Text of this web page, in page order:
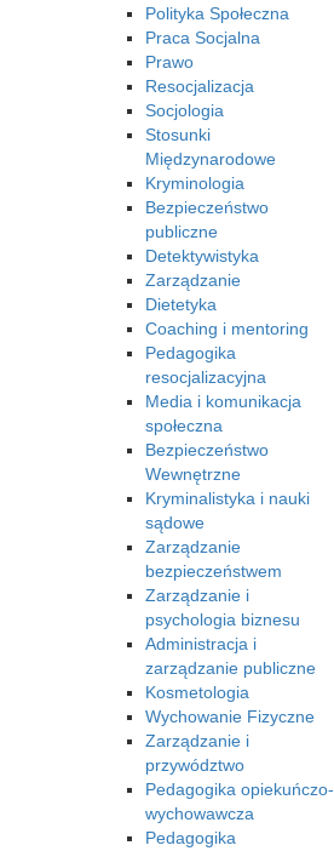
Polityka Społeczna
Praca Socjalna
Prawo
Resocjalizacja
Socjologia
Stosunki
Międzynarodowe
Kryminologia
Bezpieczeństwo
publiczne
Detektywistyka
Zarządzanie
Dietetyka
Coaching i mentoring
Pedagogika
resocjalizacyjna
Media i komunikacja
społeczna
Bezpieczeństwo
Wewnętrzne
Kryminalistyka i nauki
sądowe
Zarządzanie
bezpieczeństwem
Zarządzanie i
psychologia biznesu
Administracja i
zarządzanie publiczne
Kosmetologia
Wychowanie Fizyczne
Zarządzanie i
przywództwo
Pedagogika opiekuńczo-
wychowawcza
Pedagogika